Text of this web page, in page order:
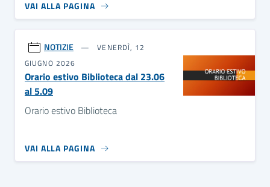
VAI ALLA PAGINA
NOTIZIE
VENERDÌ, 12
GIUGNO 2026
Orario estivo Biblioteca dal 23.06
al 5.09
Orario estivo Biblioteca
VAI ALLA PAGINA